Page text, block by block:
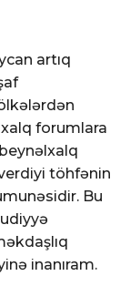
artıq
forumlara
töhfənin
Bu
inanıram.